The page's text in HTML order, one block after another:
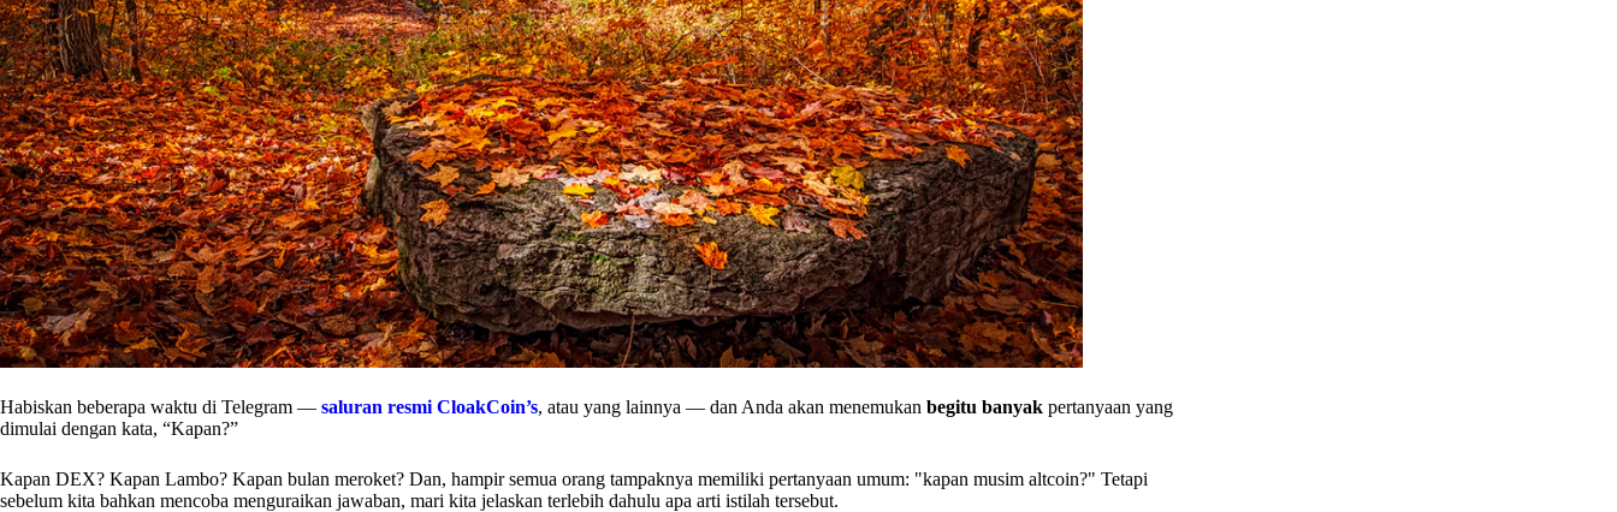
Habiskan beberapa waktu di Telegram — saluran resmi CloakCoin’s, atau yang lainnya — dan Anda akan menemukan begitu banyak pertanyaan yang
dimulai dengan kata, “Kapan?”
Kapan DEX? Kapan Lambo? Kapan bulan meroket? Dan, hampir semua orang tampaknya memiliki pertanyaan umum: "kapan musim altcoin?" Tetapi
sebelum kita bahkan mencoba menguraikan jawaban, mari kita jelaskan terlebih dahulu apa arti istilah tersebut.